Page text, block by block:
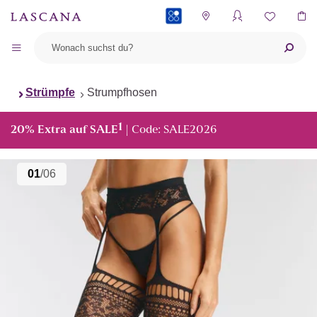
Strümpfe Strumpfhosen
20% Extra auf SALE1 | Code: SALE2026
01/06